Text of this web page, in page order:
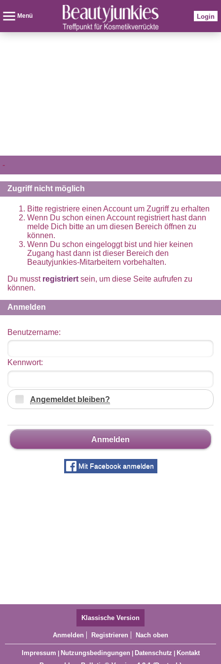
Menü Login
-
Zugriff nicht möglich
Bitte registriere einen Account um Zugriff zu erhalten
Wenn Du schon einen Account registriert hast dann
melde Dich bitte an um diesen Bereich öffnen zu
können.
Wenn Du schon eingeloggt bist und hier keinen
Zugang hast dann ist dieser Bereich den
Beautyjunkies-Mitarbeitern vorbehalten.
Du musst registriert sein, um diese Seite aufrufen zu
können.
Anmelden
Benutzername:
Kennwort:
Angemeldet bleiben?
Anmelden
Mit Facebook anmelden
Klassische Version
Anmelden Registrieren Nach oben
Impressum Nutzungsbedingungen Datenschutz
Kontakt